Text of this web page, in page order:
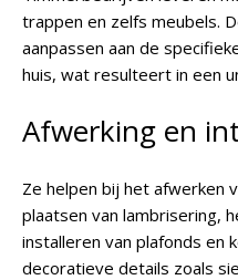
trappen en zelfs meubels.
aanpassen aan de
huis, wat resulteert in een
Afwerking en
Ze helpen bij het afwerken
plaatsen van lambrisering,
installeren van plafonds en
decoratieve details zoals